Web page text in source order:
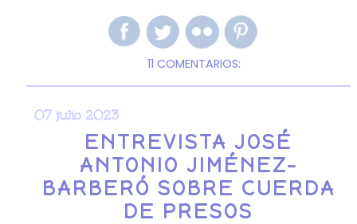
11 COMENTARIOS:
07 julio 2023
ENTREVISTA JOSÉ
ANTONIO JIMÉNEZ-
BARBERÓ SOBRE CUERDA
DE PRESOS